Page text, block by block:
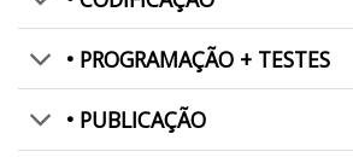
• PROGRAMAÇÃO + TESTES
• PUBLICAÇÃO